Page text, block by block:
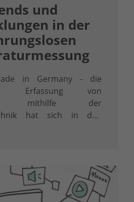
und
in der
in Germany - die
Erfassung von
mithilfe der
hat sich in den